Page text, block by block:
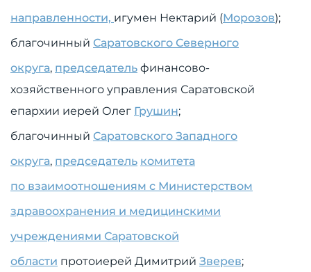
направленности, игумен Нектарий (Морозов);
благочинный Саратовского Северного
округа, председатель финансово-
хозяйственного управления Саратовской
епархии иерей Олег Грушин;
благочинный Саратовского Западного
округа, председатель комитета
по взаимоотношениям с Министерством
здравоохранения и медицинскими
учреждениями Саратовской
области протоиерей Димитрий Зверев;